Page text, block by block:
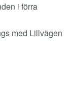
i förra
med Lillvägen